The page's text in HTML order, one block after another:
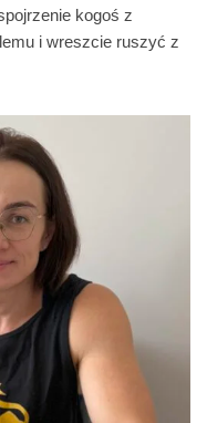
kogoś z
i wreszcie ruszyć z